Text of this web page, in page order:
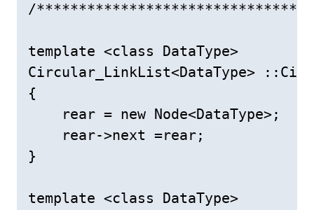
/
template <class DataType>
Circular_LinkList<DataType>
{
rear = new Node<DataType>;
rear->next =rear;
}
template <class DataType>